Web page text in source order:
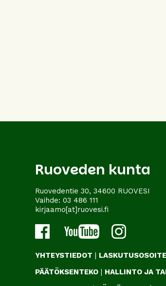
Ruoveden kunta
Ruovedentie 30, 34600 RUOVESI
Vaihde: 03 486 111
kirjaamo[at]ruovesi.fi
YHTEYSTIEDOT | LASKUTUSOSOITE
PÄÄTÖKSENTEKO | HALLINTO JA